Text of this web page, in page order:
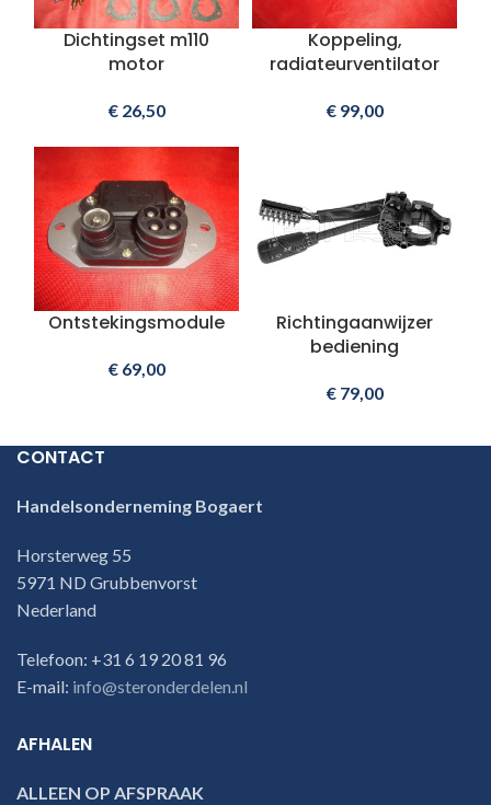
Dichtingset m110
motor
€26,50
Koppeling,
radiateurventilator
€99,00
Ontstekingsmodule
€69,00
Richtingaanwijzer
bediening
€79,00
CONTACT
Handelsonderneming Bogaert
Horsterweg 55
5971 ND Grubbenvorst
Nederland
Telefoon: +31 6 19 20 81 96
E-mail: info@steronderdelen.nl
AFHALEN
ALLEEN OP AFSPRAAK